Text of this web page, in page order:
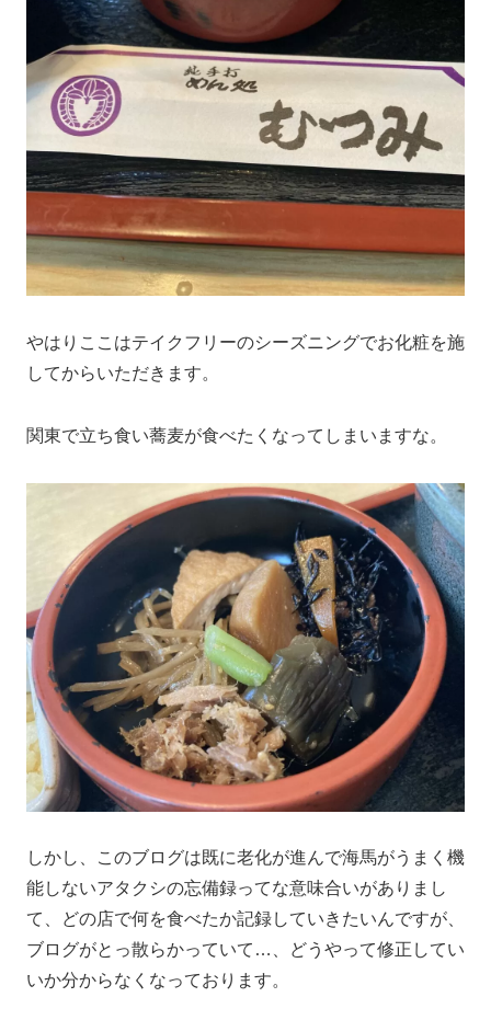
やはりここはテイクフリーのシーズニングでお化粧を施
してからいただきます。
関東で立ち食い蕎麦が食べたくなってしまいますな。
しかし、このブログは既に老化が進んで海馬がうまく機
能しないアタクシの忘備録ってな意味合いがありまし
て、どの店で何を食べたか記録していきたいんですが、
ブログがとっ散らかっていて…、どうやって修正してい
いか分からなくなっております。